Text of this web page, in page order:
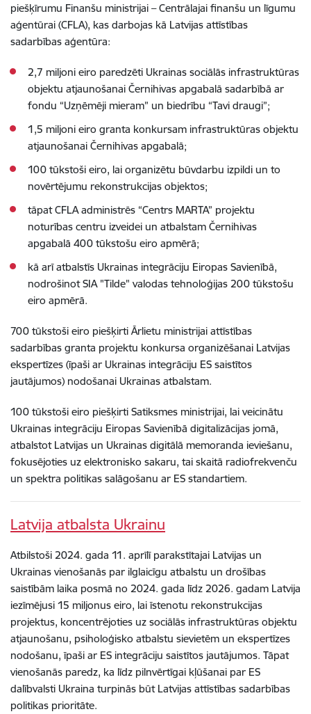
piešķīrumu Finanšu ministrijai – Centrālajai finanšu un līgumu
aģentūrai (CFLA), kas darbojas kā Latvijas attīstības
sadarbības aģentūra:
2,7 miljoni eiro paredzēti Ukrainas sociālās infrastruktūras
objektu atjaunošanai Černihivas apgabalā sadarbībā ar
fondu “Uzņēmēji mieram” un biedrību “Tavi draugi”;
1,5 miljoni eiro granta konkursam infrastruktūras objektu
atjaunošanai Černihivas apgabalā;
100 tūkstoši eiro, lai organizētu būvdarbu izpildi un to
novērtējumu rekonstrukcijas objektos;
tāpat CFLA administrēs “Centrs MARTA” projektu
noturības centru izveidei un atbalstam Černihivas
apgabalā 400 tūkstošu eiro apmērā;
kā arī atbalstīs Ukrainas integrāciju Eiropas Savienībā,
nodrošinot SIA "Tilde" valodas tehnoloģijas 200 tūkstošu
eiro apmērā.
700 tūkstoši eiro piešķirti Ārlietu ministrijai attīstības
sadarbības granta projektu konkursa organizēšanai Latvijas
ekspertīzes (īpaši ar Ukrainas integrāciju ES saistītos
jautājumos) nodošanai Ukrainas atbalstam.
100 tūkstoši eiro piešķirti Satiksmes ministrijai, lai veicinātu
Ukrainas integrāciju Eiropas Savienībā digitalizācijas jomā,
atbalstot Latvijas un Ukrainas digitālā memoranda ieviešanu,
fokusējoties uz elektronisko sakaru, tai skaitā radiofrekvenču
un spektra politikas salāgošanu ar ES standartiem.
Latvija atbalsta Ukrainu
Atbilstoši 2024. gada 11. aprīlī parakstītajai Latvijas un
Ukrainas vienošanās par ilglaicīgu atbalstu un drošības
saistībām laika posmā no 2024. gada līdz 2026. gadam Latvija
iezīmējusi 15 miljonus eiro, lai īstenotu rekonstrukcijas
projektus, koncentrējoties uz sociālās infrastruktūras objektu
atjaunošanu, psiholoģisko atbalstu sievietēm un ekspertīzes
nodošanu, īpaši ar ES integrāciju saistītos jautājumos. Tāpat
vienošanās paredz, ka līdz pilnvērtīgai kļūšanai par ES
dalībvalsti Ukraina turpinās būt Latvijas attīstības sadarbības
politikas prioritāte.